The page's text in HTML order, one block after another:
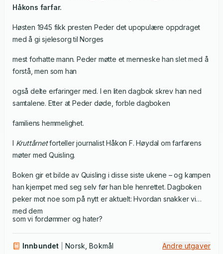
Håkons farfar.
Høsten 1945 fikk presten Peder det upopulære oppdraget
med å gi sjelesorg til Norges
mest forhatte mann. Peder møtte et menneske han slet med å
forstå, men som han
også delte erfaringer med. I en liten dagbok skrev han ned
samtalene. Etter at Peder døde, forble dagboken
familiens hemmelighet.
I Kruttårnetforteller journalist Håkon F. Høydal om farfarens
møter med Quisling.
Boken gir et bilde av Quisling i disse siste ukene – og kampen
han kjempet med seg selv før han ble henrettet. Dagboken
peker mot noe som på nytt er aktuelt: Hvordan snakker vi
med dem
som vi fordømmer og hater?
Innbundet Norsk, Bokmål Andre utgaver